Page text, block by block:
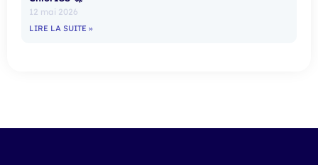
12 mai 2026
LIRE LA SUITE »